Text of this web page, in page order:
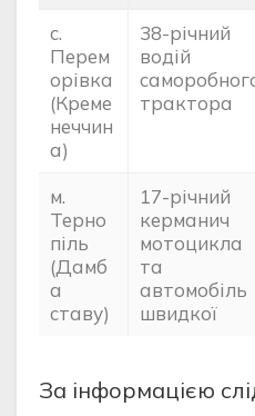
с.
Перем
орівка
(Креме
неччин
а)
38-річний
водій
трактора
м.
Терно
піль
(Дамб
а
ставу)
17-річний
керманич
мотоцикла
та
автомобіль
швидкої
За інформацією